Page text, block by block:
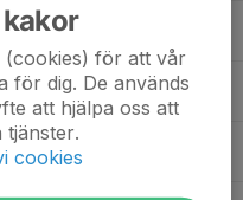
VC Herr
(cookies) för att vår
för dig. De används
att hjälpa oss att
cookies